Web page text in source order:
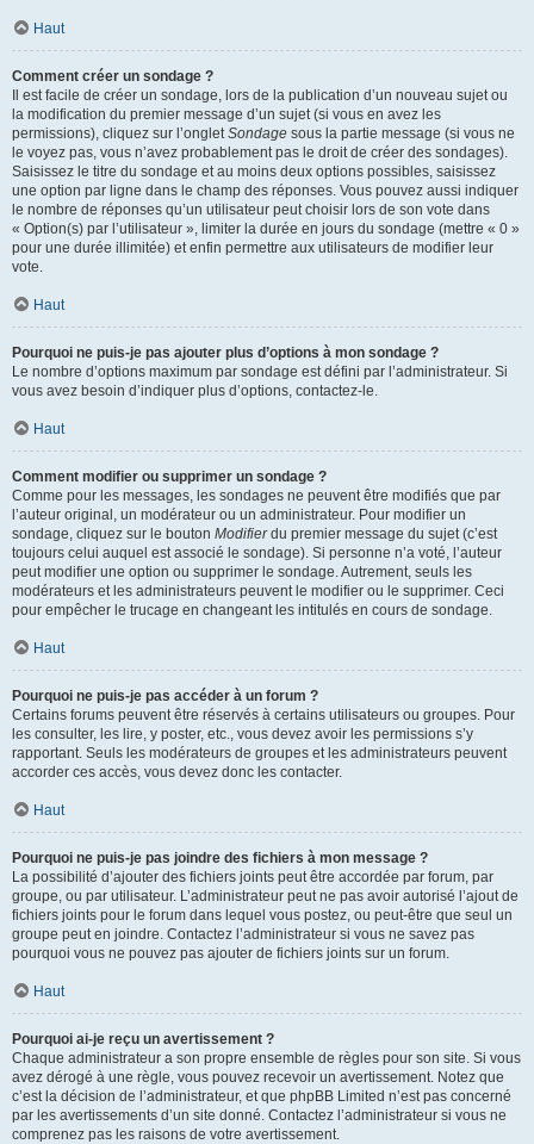
Haut
Comment créer un sondage ?
Il est facile de créer un sondage, lors de la publication d’un nouveau sujet ou
la modification du premier message d’un sujet (si vous en avez les
permissions), cliquez sur l’ongletSondage sous la partie message (si vous ne
le voyez pas, vous n’avez probablement pas le droit de créer des sondages).
Saisissez le titre du sondage et au moins deux options possibles, saisissez
une option par ligne dans le champ des réponses. Vous pouvez aussi indiquer
le nombre de réponses qu’un utilisateur peut choisir lors de son vote dans
« Option(s) par l’utilisateur », limiter la durée en jours du sondage (mettre « 0 »
pour une durée illimitée) et enfin permettre aux utilisateurs de modifier leur
vote.
Haut
Pourquoi ne puis-je pas ajouter plus d’options à mon sondage ?
Le nombre d’options maximum par sondage est défini par l’administrateur. Si
vous avez besoin d’indiquer plus d’options, contactez-le.
Haut
Comment modifier ou supprimer un sondage ?
Comme pour les messages, les sondages ne peuvent être modifiés que par
l’auteur original, un modérateur ou un administrateur. Pour modifier un
sondage, cliquez sur le bouton Modifierdu premier message du sujet (c’est
toujours celui auquel est associé le sondage). Si personne n’a voté, l’auteur
peut modifier une option ou supprimer le sondage. Autrement, seuls les
modérateurs et les administrateurs peuvent le modifier ou le supprimer. Ceci
pour empêcher le trucage en changeant les intitulés en cours de sondage.
Haut
Pourquoi ne puis-je pas accéder à un forum ?
Certains forums peuvent être réservés à certains utilisateurs ou groupes. Pour
les consulter, les lire, y poster, etc., vous devez avoir les permissions s’y
rapportant. Seuls les modérateurs de groupes et les administrateurs peuvent
accorder ces accès, vous devez donc les contacter.
Haut
Pourquoi ne puis-je pas joindre des fichiers à mon message ?
La possibilité d’ajouter des fichiers joints peut être accordée par forum, par
groupe, ou par utilisateur. L’administrateur peut ne pas avoir autorisé l’ajout de
fichiers joints pour le forum dans lequel vous postez, ou peut-être que seul un
groupe peut en joindre. Contactez l’administrateur si vous ne savez pas
pourquoi vous ne pouvez pas ajouter de fichiers joints sur un forum.
Haut
Pourquoi ai-je reçu un avertissement ?
Chaque administrateur a son propre ensemble de règles pour son site. Si vous
avez dérogé à une règle, vous pouvez recevoir un avertissement. Notez que
c’est la décision de l’administrateur, et que phpBB Limited n’est pas concerné
par les avertissements d’un site donné. Contactez l’administrateur si vous ne
comprenez pas les raisons de votre avertissement.